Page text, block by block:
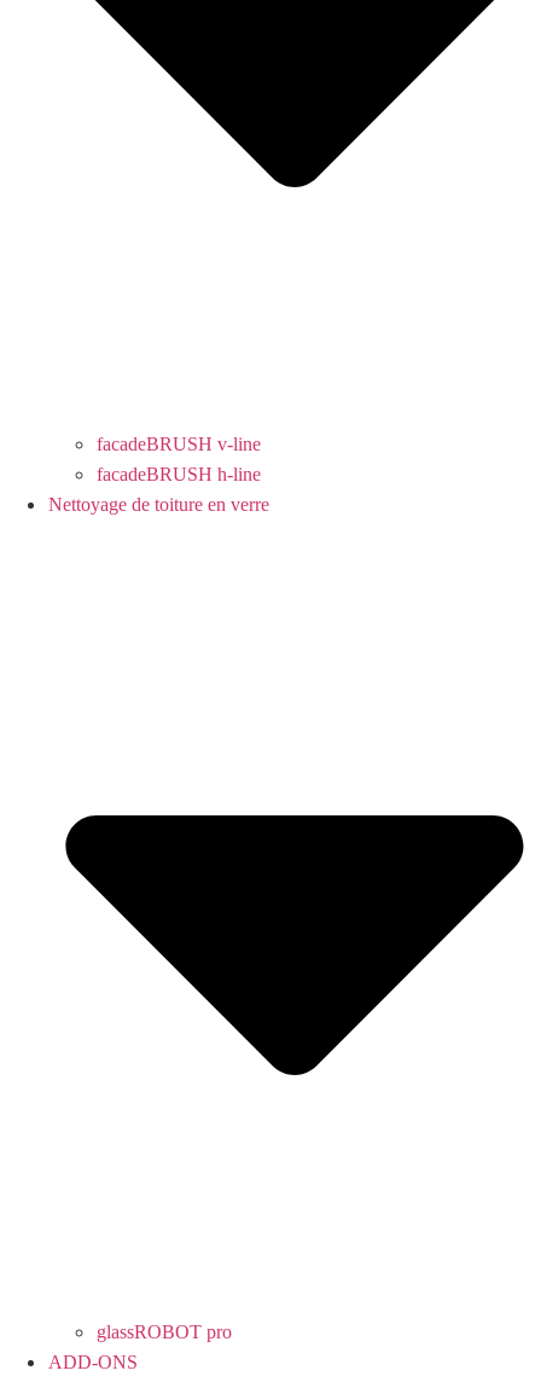
facadeBRUSH v-line
facadeBRUSH h-line
Nettoyage de toiture en verre
glassROBOT pro
ADD-ONS